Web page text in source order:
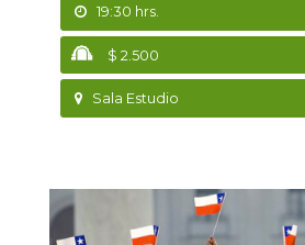
19:30 hrs.
$ 2.500
Sala Estudio